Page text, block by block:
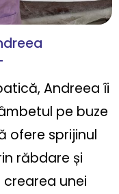
Andreea îi
pe buze
ofere sprijinul
răbdare și
unei